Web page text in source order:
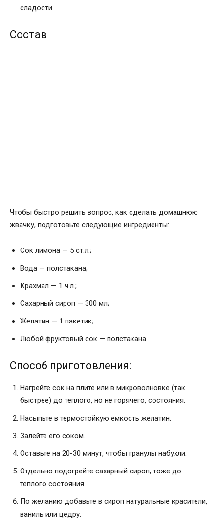
сладости.
Состав
Чтобы быстро решить вопрос, как сделать домашнюю
жвачку, подготовьте следующие ингредиенты:
Сок лимона — 5 ст.л.;
Вода — полстакана;
Крахмал — 1 ч.л.;
Сахарный сироп — 300 мл;
Желатин — 1 пакетик;
Любой фруктовый сок — полстакана.
Способ приготовления:
Нагрейте сок на плите или в микроволновке (так
быстрее) до теплого, но не горячего, состояния.
Насыпьте в термостойкую емкость желатин.
Залейте его соком.
Оставьте на 20-30 минут, чтобы гранулы набухли.
Отдельно подогрейте сахарный сироп, тоже до
теплого состояния.
По желанию добавьте в сироп натуральные красители,
ваниль или цедру.